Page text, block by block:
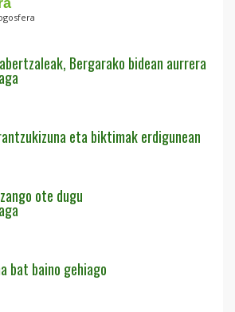
Bergarako bidean aurrera
eta biktimak erdigunean
ote dugu
bat baino gehiago